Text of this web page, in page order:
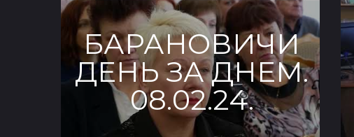
БАРАНОВИЧИ
ДЕНЬ ЗА ДНЕМ.
08.02.24.